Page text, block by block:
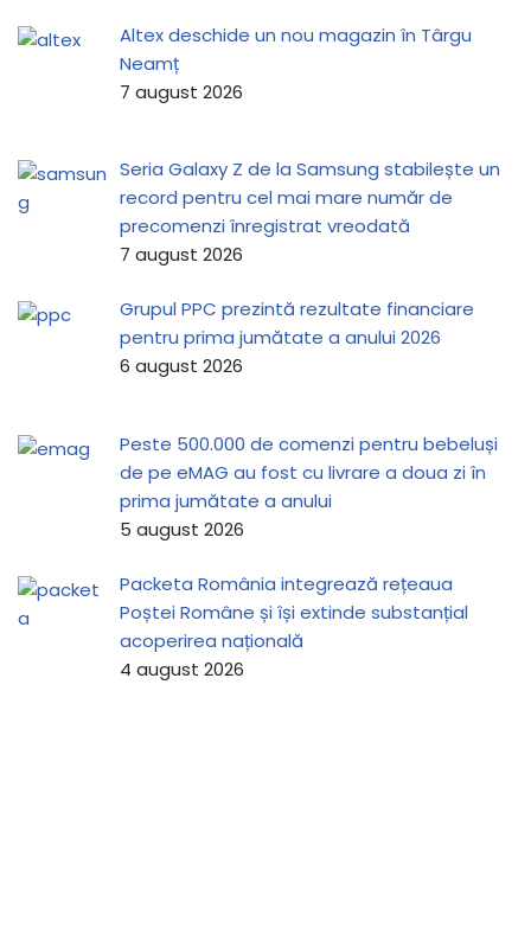
Altex deschide un nou magazin în Târgu
Neamț
7 august 2026
Seria Galaxy Z de la Samsung stabilește un
record pentru cel mai mare număr de
precomenzi înregistrat vreodată
7 august 2026
Grupul PPC prezintă rezultate financiare
pentru prima jumătate a anului 2026
6 august 2026
Peste 500.000 de comenzi pentru bebeluși
de pe eMAG au fost cu livrare a doua zi în
prima jumătate a anului
5 august 2026
Packeta România integrează rețeaua
Poștei Române și își extinde substanțial
acoperirea națională
4 august 2026